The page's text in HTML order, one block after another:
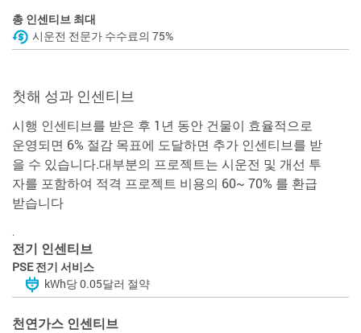
총 인센티브 최대
시운전 전문가 수수료의 75%
첫해 성과 인센티브
시행 인센티브를 받은 후 1년 동안 건물이 효율적으로
운영되면 6% 절감 목표에 도달하면 추가 인센티브를 받
을 수 있습니다.대부분의 프로젝트는 시운전 및 개선 투
자를 포함하여 적격 프로젝트 비용의 60~ 70% 를 환급
받습니다
.
전기 인센티브
PSE 전기 서비스
kWh당 0.05달러 절약
천연가스 인센티브